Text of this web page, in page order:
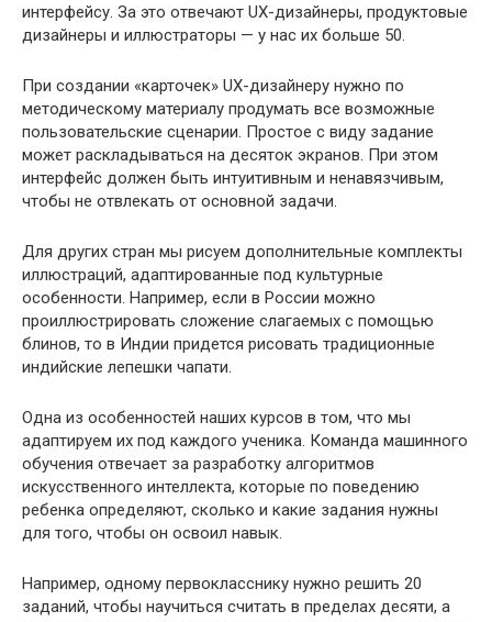
интерфейсу. За это отвечают UX-дизайнеры, продуктовые
дизайнеры и иллюстраторы — у нас их больше 50.
При создании «карточек» UX-дизайнеру нужно по
методическому материалу продумать все возможные
пользовательские сценарии. Простое с виду задание
может раскладываться на десяток экранов. При этом
интерфейс должен быть интуитивным и ненавязчивым,
чтобы не отвлекать от основной задачи.
Для других стран мы рисуем дополнительные комплекты
иллюстраций, адаптированные под культурные
особенности. Например, если в России можно
проиллюстрировать сложение слагаемых с помощью
блинов, то в Индии придется рисовать традиционные
индийские лепешки чапати.
Одна из особенностей наших курсов в том, что мы
адаптируем их под каждого ученика. Команда машинного
обучения отвечает за разработку алгоритмов
искусственного интеллекта, которые по поведению
ребенка определяют, сколько и какие задания нужны
для того, чтобы он освоил навык.
Например, одному первокласснику нужно решить 20
заданий, чтобы научиться считать в пределах десяти, а